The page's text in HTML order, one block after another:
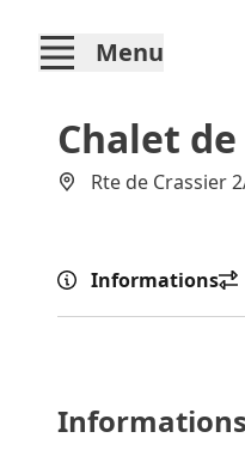
Menu
Chalet
Rte de Crassier
Informations
Informations